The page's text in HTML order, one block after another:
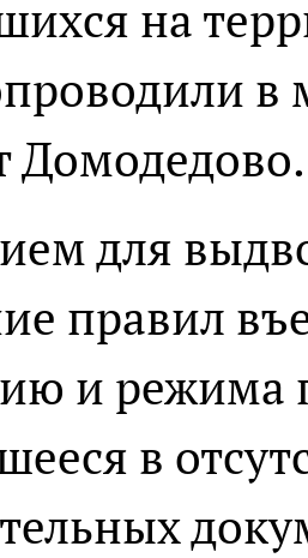
на
Домодедово.
для
правил
и режима
в